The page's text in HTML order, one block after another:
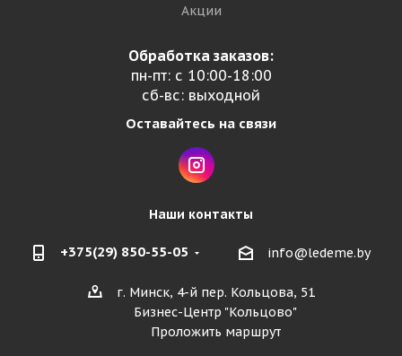
Акции
Обработка заказов:
пн-пт: с 10:00-18:00
сб-вс: выходной
Оставайтесь на связи
Наши контакты
+375(29) 850-55-05 info@ledeme.by
г. Минск, 4-й пер. Кольцова, 51
Бизнес-Центр "Кольцово"
Проложить маршрут